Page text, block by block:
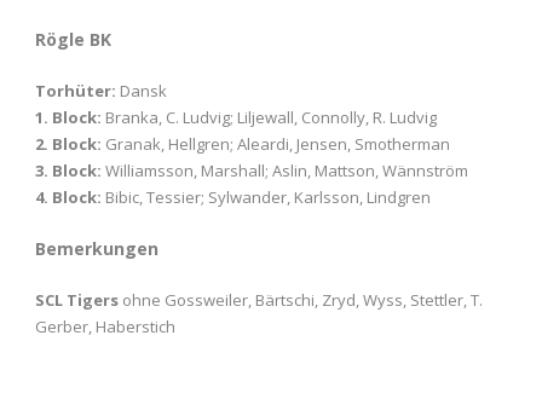
Rögle BK
Torhüter: Dansk
1. Block: Branka, C. Ludvig; Liljewall, Connolly, R. Ludvig
2. Block: Granak, Hellgren; Aleardi, Jensen, Smotherman
3. Block: Williamsson, Marshall; Aslin, Mattson, Wännström
4. Block: Bibic, Tessier; Sylwander, Karlsson, Lindgren
Bemerkungen
SCL Tigers ohne Gossweiler, Bärtschi, Zryd, Wyss, Stettler, T.
Gerber, Haberstich